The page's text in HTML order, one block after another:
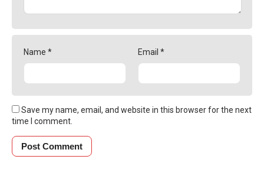
Name * Email *
Save my name, email, and website in this browser for the next
time I comment.